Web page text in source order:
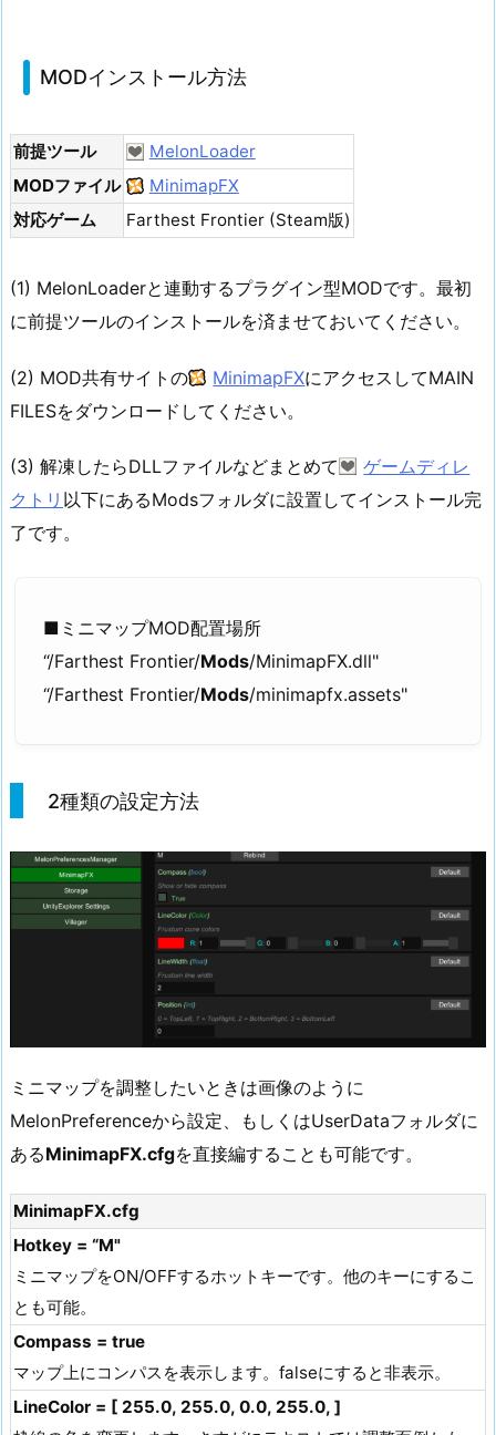
MODインストール方法
前提ツール
MelonLoader
MODファイル
MinimapFX
対応ゲーム
Farthest Frontier (Steam版)
(1) MelonLoaderと連動するプラグイン型MODです。最初
に前提ツールのインストールを済ませておいてください。
(2) MOD共有サイトの MinimapFXにアクセスしてMAIN
FILESをダウンロードしてください。
(3) 解凍したらDLLファイルなどまとめて
ゲームディレ
クトリ 以下にあるModsフォルダに設置してインストール完
了です。
■ミニマップMOD配置場所
“/Farthest Frontier/Mods/MinimapFX.dll"
“/Farthest Frontier/Mods/minimapfx.assets"
2種類の設定方法
ミニマップを調整したいときは画像のように
MelonPreferenceから設定、もしくはUserDataフォルダに
あるMinimapFX.cfgを直接編することも可能です。
MinimapFX.cfg
Hotkey = “M"
ミニマップをON/OFFするホットキーです。他のキーにするこ
とも可能。
Compass = true
マップ上にコンパスを表示します。falseにすると非表示。
LineColor = [ 255.0, 255.0, 0.0, 255.0, ]